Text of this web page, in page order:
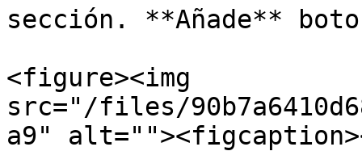
sección. **Añade**
<figure><img
src="/files/
a9"